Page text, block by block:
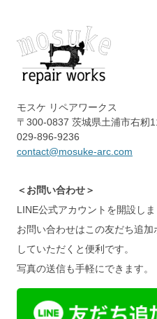
モスケ リペアワークス
〒300-0837 茨城県土浦市右籾
029-896-9236
contact@mosuke-arc.com
＜お問い合わせ＞
LINE公式アカウントを開設しま
お問い合わせはこの友だち追加
していただくと便利です。
写真の送信も手軽にできます。